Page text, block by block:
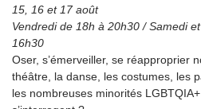
15, 16 et 17 août
Vendredi de 18h à 20h30 / Samedi
16h30
Oser, s’émerveiller, se réapproprier
théâtre, la danse, les costumes, les
les nombreuses minorités